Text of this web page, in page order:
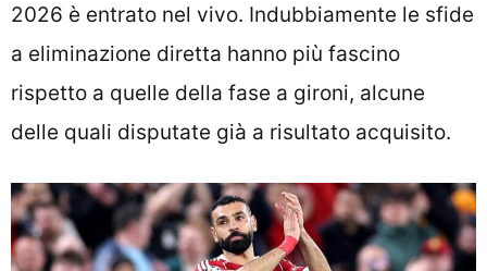
2026 è entrato nel vivo. Indubbiamente le sfide
a eliminazione diretta hanno più fascino
rispetto a quelle della fase a gironi, alcune
delle quali disputate già a risultato acquisito.